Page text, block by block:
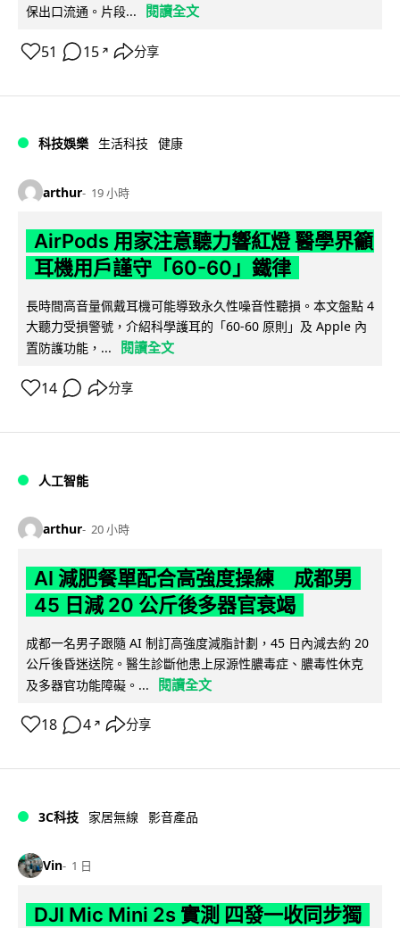
保出口流通。片段...
閱讀全文
51 15 ↗ 分享
科技娛樂 生活科技 健康
arthur 19 小時
AirPods 用家注意聽力響紅燈 醫學界籲
耳機用戶謹守「60-60」鐵律
長時間高音量佩戴耳機可能導致永久性噪音性聽損。本文盤點 4
大聽力受損警號，介紹科學護耳的「60-60 原則」及 Apple 內
置防護功能，...
閱讀全文
14 分享
人工智能
arthur 20 小時
AI 減肥餐單配合高強度操練 成都男
45 日減 20 公斤後多器官衰竭
成都一名男子跟隨 AI 制訂高強度減脂計劃，45 日內減去約 20
公斤後昏迷送院。醫生診斷他患上尿源性膿毒症、膿毒性休克
及多器官功能障礙。...
閱讀全文
18 4 ↗ 分享
3C科技 家居無線 影音產品
Vin 1 日
DJI Mic Mini 2s 實測 四發一收同步獨